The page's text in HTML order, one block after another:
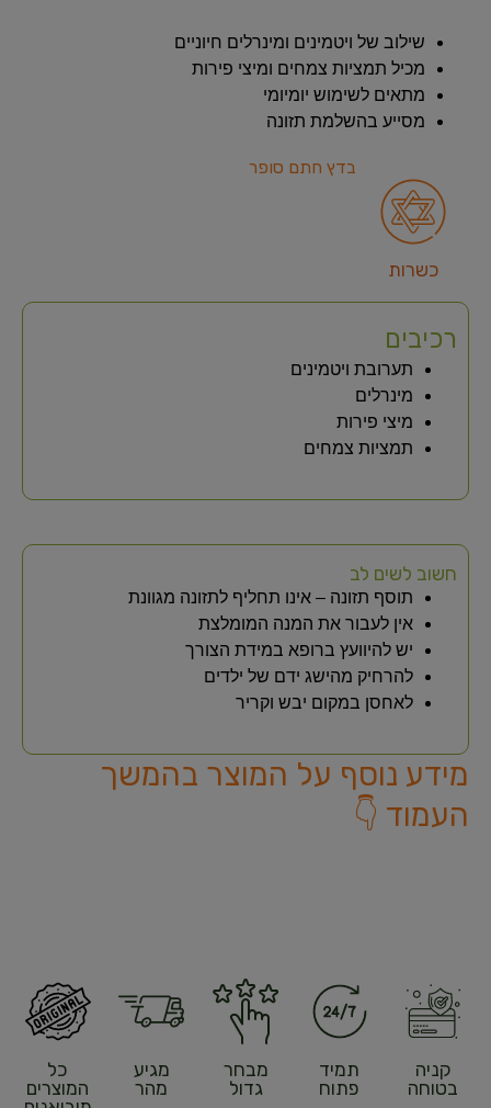
שילוב של ויטמינים ומינרלים חיוניים
מכיל תמציות צמחים ומיצי פירות
מתאים לשימוש יומיומי
מסייע בהשלמת תזונה
כשרות
בדץ חתם סופר
רכיבים
תערובת ויטמינים
מינרלים
מיצי פירות
תמציות צמחים
חשוב לשים לב
תוסף תזונה – אינו תחליף לתזונה מגוונת
אין לעבור את המנה המומלצת
יש להיוועץ ברופא במידת הצורך
להרחיק מהישג ידם של ילדים
לאחסן במקום יבש וקריר
מידע נוסף על המוצר בהמשך
העמוד 👇
קניה
בטוחה
תמיד
פתוח
מבחר
גדול
מגיע
מהר
כל
המוצרים